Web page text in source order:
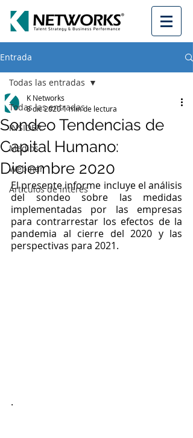
Entrada
Todas las entradas
INSIDER
Medios
Webinar
Artículos de interés
Todas las entradas
Sondeo Tendencias de
Capital Humano:
Diciembre 2020
K Networks
8 dic 20201 min de lectura
El presente informe incluye el análisis
del sondeo sobre las medidas
implementadas por las empresas
para contrarrestar los efectos de la
pandemia al cierre del 2020 y las
perspectivas para 2021.
.